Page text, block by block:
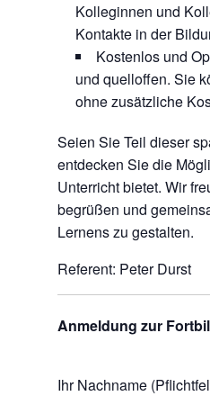
Kolleginnen und
Kontakte in der
Kostenlos und
und quelloffen. Sie
ohne zusätzliche
Seien Sie Teil dieser
entdecken Sie die
Unterricht bietet. Wir
begrüßen und
Lernens zu gestalten.
Referent: Peter Durst
Anmeldung zur
Ihr Nachname